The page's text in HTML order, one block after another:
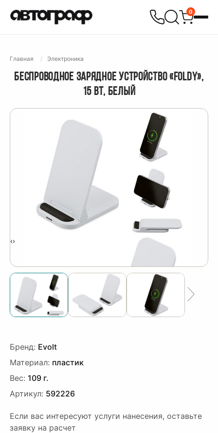
0
Главная Электроника
БЕСПРОВОДНОЕ ЗАРЯДНОЕ УСТРОЙСТВО «FOLDY»,
15 ВТ, БЕЛЫЙ
‹›
Бренд: Evolt
Материал: пластик
Вес: 109 г.
Артикул: 592226
Если вас интересуют услуги нанесения, оставьте
заявку на расчет